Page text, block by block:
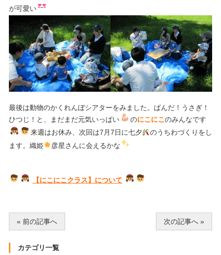
が可愛い
最後は動物のかくれんぼシアターをみました。ぱんだ！うさぎ！
ひつじ！と、まだまだ元気いっぱい
のにこにこのみんなです
来週はお休み、次回は7月7日に七夕
のうちわづくりをし
ます。織姫
彦星さんに会えるかな
【にこにこクラス】について
« 前の記事へ 次の記事へ »
カテゴリ一覧